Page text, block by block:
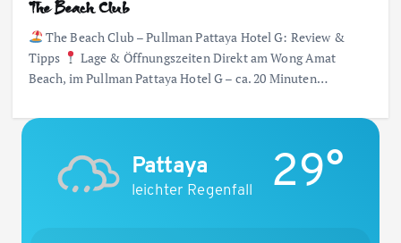
The Beach Club
The Beach Club – Pullman Pattaya Hotel G: Review &
Tipps
Lage & Öffnungszeiten Direkt am Wong Amat
Beach, im Pullman Pattaya Hotel G – ca. 20 Minuten…
Pattaya
leichter Regenfall 29°